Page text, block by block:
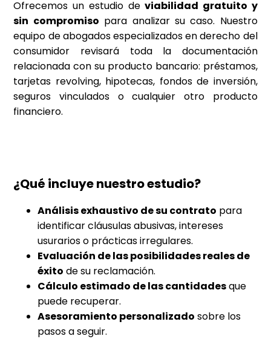
Ofrecemos un estudio deviabilidad gratuito y
sin compromiso para analizar su caso. Nuestro
equipo de abogados especializados en derecho del
consumidor revisará toda la documentación
relacionada con su producto bancario: préstamos,
tarjetas revolving, hipotecas, fondos de inversión,
seguros vinculados o cualquier otro producto
financiero.
¿Qué incluye nuestro estudio?
Análisis exhaustivo de su contrato para
identificar cláusulas abusivas, intereses
usurarios o prácticas irregulares.
Evaluación de las posibilidades reales de
éxito de su reclamación.
Cálculo estimado de las cantidadesque
puede recuperar.
Asesoramiento personalizado sobre los
pasos a seguir.